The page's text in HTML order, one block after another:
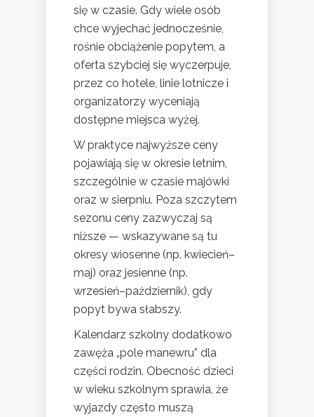
się w czasie. Gdy wiele osób
chce wyjechać jednocześnie,
rośnie obciążenie popytem, a
oferta szybciej się wyczerpuje,
przez co hotele, linie lotnicze i
organizatorzy wyceniają
dostępne miejsca wyżej.
W praktyce najwyższe ceny
pojawiają się w okresie letnim,
szczególnie w czasie majówki
oraz w sierpniu. Poza szczytem
sezonu ceny zazwyczaj są
niższe — wskazywane są tu
okresy wiosenne (np. kwiecień–
maj) oraz jesienne (np.
wrzesień–październik), gdy
popyt bywa słabszy.
Kalendarz szkolny dodatkowo
zawęża „pole manewru” dla
części rodzin. Obecność dzieci
w wieku szkolnym sprawia, że
wyjazdy często muszą